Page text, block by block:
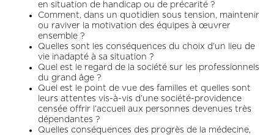
en situation de handicap ou de précarité ?
Comment, dans un quotidien sous tension, maintenir
ou raviver la motivation des équipes à œuvrer
ensemble ?
Quelles sont les conséquences du choix d’un lieu de
vie inadapté à sa situation ?
Quel est le regard de la société sur les professionnels
du grand âge ?
Quel est le point de vue des familles et quelles sont
leurs attentes vis-à-vis d’une société-providence
censée offrir l’accueil aux personnes devenues très
dépendantes ?
Quelles conséquences des progrès de la médecine,